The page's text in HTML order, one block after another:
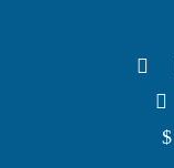


$